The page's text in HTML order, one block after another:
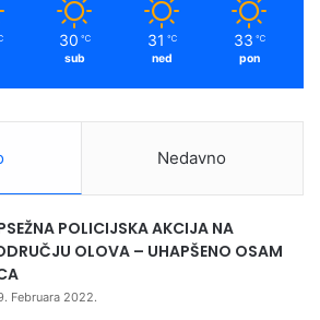
30 ℃
sub
31 ℃
ned
33 ℃
pon
Nedavno
POLICIJSKA AKCIJA NA
OLOVA – UHAPŠENO OSAM
Februara 2022.